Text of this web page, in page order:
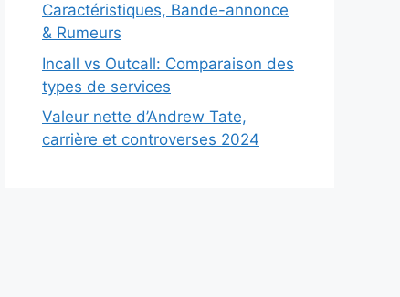
Caractéristiques, Bande-annonce
& Rumeurs
Incall vs Outcall: Comparaison des
types de services
Valeur nette d’Andrew Tate,
carrière et controverses 2024